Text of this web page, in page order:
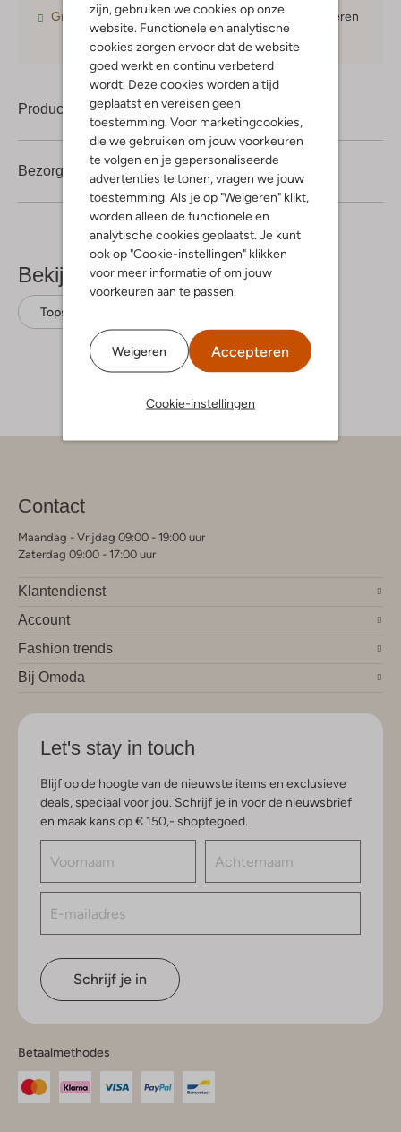
zijn, gebruiken we cookies op onze
website. Functionele en analytische
cookies zorgen ervoor dat de website
goed werkt en continu verbeterd
wordt. Deze cookies worden altijd
geplaatst en vereisen geen
toestemming. Voor marketingcookies,
die we gebruiken om jouw voorkeuren
te volgen en je gepersonaliseerde
advertenties te tonen, vragen we jouw
toestemming. Als je op "Weigeren" klikt,
worden alleen de functionele en
analytische cookies geplaatst. Je kunt
ook op "Cookie-instellingen" klikken
voor meer informatie of om jouw
voorkeuren aan te passen.
Weigeren Accepteren
Cookie-instellingen
Gratis verzendingvanaf € 75,- 30 dagen retourneren
Product informatie
Bezorgen & retourneren
Bekijk meer
Tops
Contact
Maandag - Vrijdag 09:00 - 19:00 uur
Zaterdag 09:00 - 17:00 uur
Klantendienst
Account
Fashion trends
Bij Omoda
Let's stay in touch
Blijf op de hoogte van de nieuwste items en exclusieve
deals, speciaal voor jou. Schrijf je in voor de nieuwsbrief
en maak kans op € 150,- shoptegoed.
Schrijf je in
Betaalmethodes